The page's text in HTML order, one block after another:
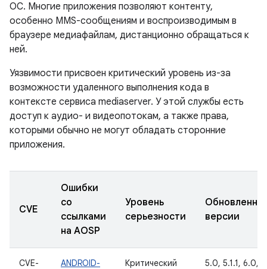
ОС. Многие приложения позволяют контенту,
особенно MMS-сообщениям и воспроизводимым в
браузере медиафайлам, дистанционно обращаться к
ней.
Уязвимости присвоен критический уровень из-за
возможности удаленного выполнения кода в
контексте сервиса mediaserver. У этой службы есть
доступ к аудио- и видеопотокам, а также права,
которыми обычно не могут обладать сторонние
приложения.
CVE
Ошибки
со
ссылками
на AOSP
Уровень
серьезности
версии
CVE-
ANDROID-
Критический
5.0, 5.1.1, 6.0,